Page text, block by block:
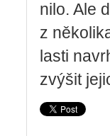
ni­lo. Ale
z
las­ti
zvý­šit